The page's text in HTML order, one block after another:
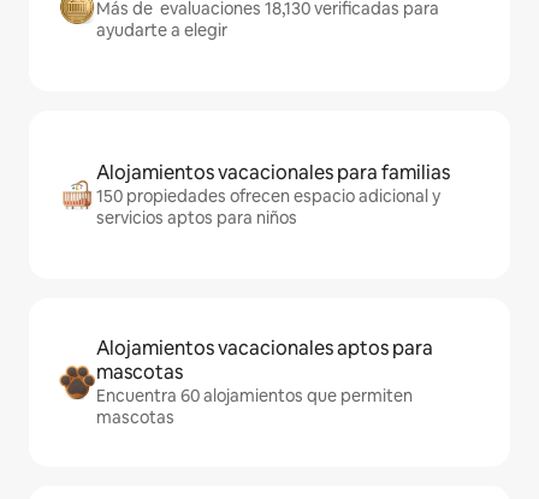
Más de evaluaciones 18,130 verificadas para
ayudarte a elegir
Alojamientos vacacionales para familias
150 propiedades ofrecen espacio adicional y
servicios aptos para niños
Alojamientos vacacionales aptos para
mascotas
Encuentra 60 alojamientos que permiten
mascotas